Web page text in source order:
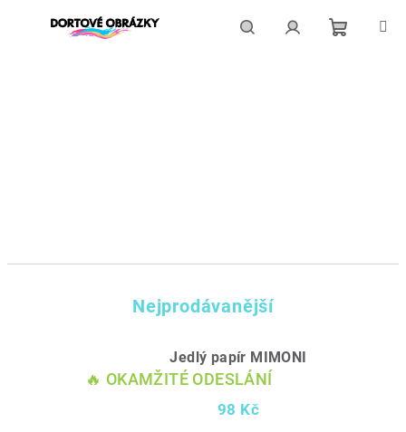
Nejprodávanější
Jedlý papír MIMONI
🔥 OKAMŽITÉ ODESLÁNÍ
98 Kč